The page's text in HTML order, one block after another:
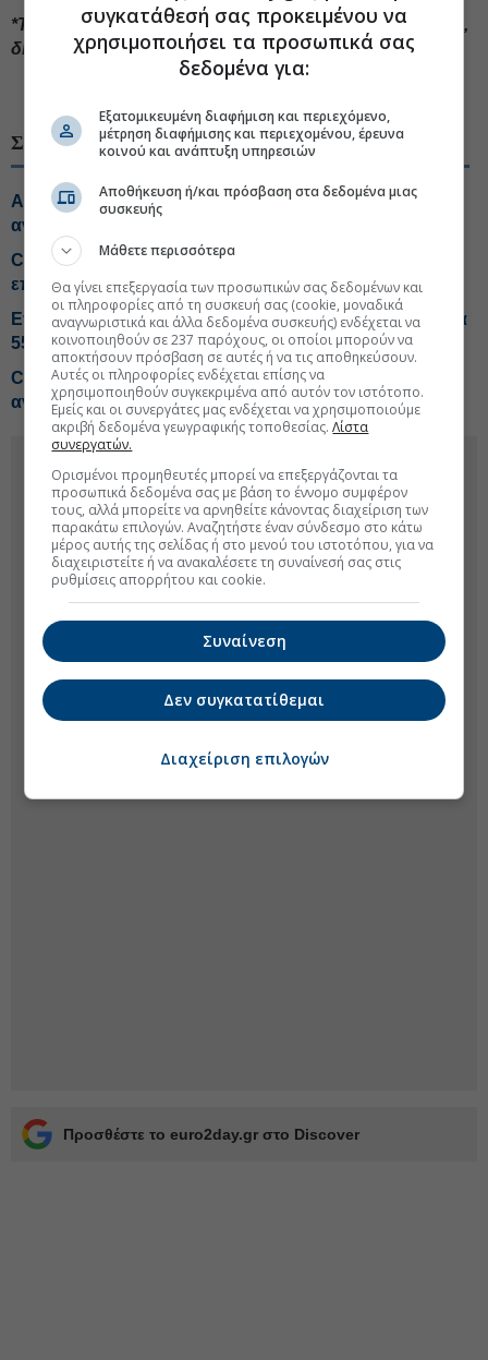
*Τα αναλυτικά αποτελέσματα τριμήνου της Austriacard,
δημοσιεύονται στη δεξιά στήλη "Συνοδευτικό Υλικό".
ΣΧΕΤΙΚΑ ΘΕΜΑΤΑ
Austriacard: Εγκρίθηκε από την τουρκική αρχή
ανταγωνισμού η δημόσια πρόταση από Dai Nippon
CrediaBank: Ρεκόρ σε εκταμιεύσεις και
επαναλαμβανόμενα κέρδη προ προβλέψεων
Επιδόσεις-ρεκόρ από Metlen στο εξάμηνο, EBITDA στα
550 εκατ. ευρώ
Cenergy: Προσδοκίες για ισχυρότερο 2ο εξάμηνο στις
αναθέσεις
Προσθέστε το euro2day.gr στο Discover
συγκατάθεσή σας προκειμένου να
χρησιμοποιήσει τα προσωπικά σας
δεδομένα για:
Εξατομικευμένη διαφήμιση και περιεχόμενο,
μέτρηση διαφήμισης και περιεχομένου, έρευνα
κοινού και ανάπτυξη υπηρεσιών
Αποθήκευση ή/και πρόσβαση στα δεδομένα μιας
συσκευής
Μάθετε περισσότερα
Θα γίνει επεξεργασία των προσωπικών σας δεδομένων και
οι πληροφορίες από τη συσκευή σας (cookie, μοναδικά
αναγνωριστικά και άλλα δεδομένα συσκευής) ενδέχεται να
κοινοποιηθούν σε 237 παρόχους, οι οποίοι μπορούν να
αποκτήσουν πρόσβαση σε αυτές ή να τις αποθηκεύσουν.
Αυτές οι πληροφορίες ενδέχεται επίσης να
χρησιμοποιηθούν συγκεκριμένα από αυτόν τον ιστότοπο.
Εμείς και οι συνεργάτες μας ενδέχεται να χρησιμοποιούμε
ακριβή δεδομένα γεωγραφικής τοποθεσίας.Λίστα
συνεργατών.
Ορισμένοι προμηθευτές μπορεί να επεξεργάζονται τα
προσωπικά δεδομένα σας με βάση το έννομο συμφέρον
τους, αλλά μπορείτε να αρνηθείτε κάνοντας διαχείριση των
παρακάτω επιλογών. Αναζητήστε έναν σύνδεσμο στο κάτω
μέρος αυτής της σελίδας ή στο μενού του ιστοτόπου, για να
διαχειριστείτε ή να ανακαλέσετε τη συναίνεσή σας στις
ρυθμίσεις απορρήτου και cookie.
Συναίνεση
Δεν συγκατατίθεμαι
Διαχείριση επιλογών